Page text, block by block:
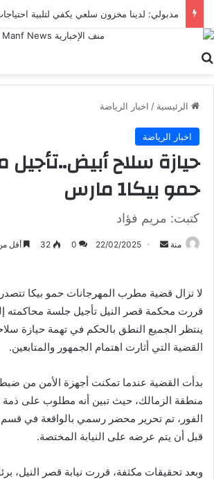
الرئيسية / اخبار الرياضة
اخبار الرياضة
حيازة سلاح
حمو بيكا1 مارس
كتبت: مريم فؤاد
منة
أرسل 22/02/2025
0
32 أقل
لا تزال قضية مطرب المهرجانات حمو بيكا
ينتظر الجميع النطق بالحكم في تهمة حيازة
القضية التي أثارت اهتمام الجمهور والمتابعين.
بدأت القضية عندما تمكنت أجهزة الأمن من
منطقة الزمالك، حيث تبين أنه مطلوب على
الفور، تم تحرير محضر رسمي بالواقعة في
قبل أن يتم عرضه على النيابة المختصة.
وبعد تحقيقات مكثفة، قررت نيابة قصر النيل،